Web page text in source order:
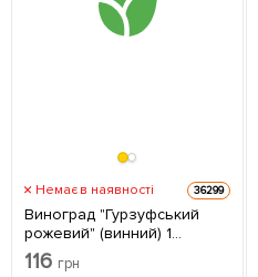
Немає в наявності 36299
Виноград "Гурзуфський
рожевий" (винний) 1
саджанець в упаковці
116 грн